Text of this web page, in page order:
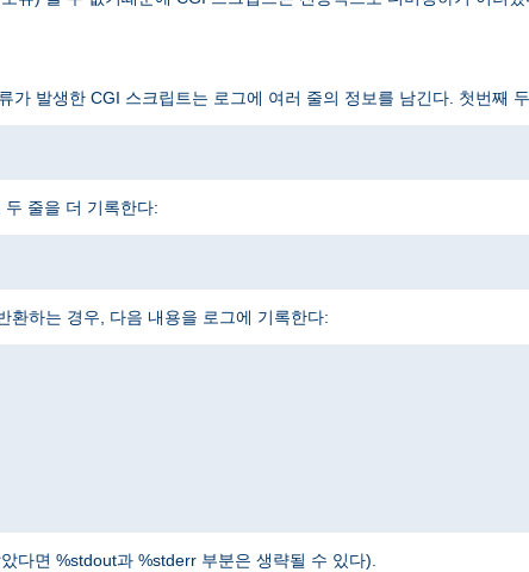
발생한 CGI 스크립트는 로그에 여러 줄의 정보를 남긴다. 첫번째
줄을 더 기록한다:
환하는 경우, 다음 내용을 로그에 기록한다:
다면 %stdout과 %stderr 부분은 생략될 수 있다).